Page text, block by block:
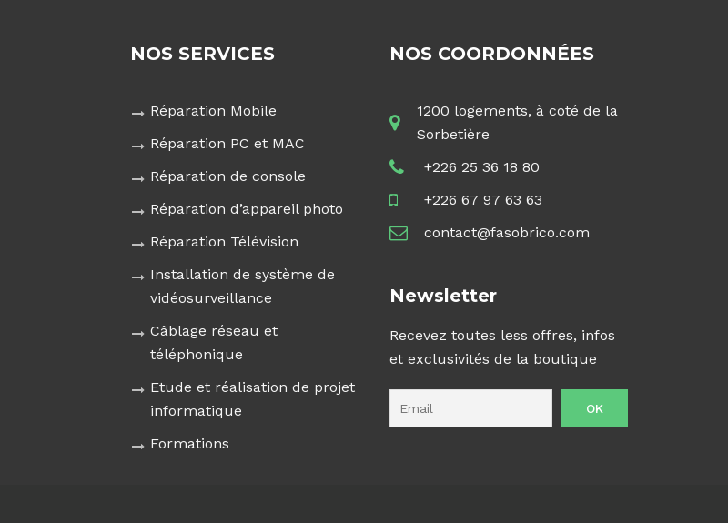
NOS SERVICES
Réparation Mobile
Réparation PC et MAC
Réparation de console
Réparation d’appareil photo
Réparation Télévision
Installation de système de
vidéosurveillance
Câblage réseau et
téléphonique
Etude et réalisation de projet
informatique
Formations
NOS COORDONNÉES
1200 logements, à coté de la
Sorbetière
+226 25 36 18 80
+226 67 97 63 63
contact@fasobrico.com
Newsletter
Recevez toutes less offres, infos
et exclusivités de la boutique